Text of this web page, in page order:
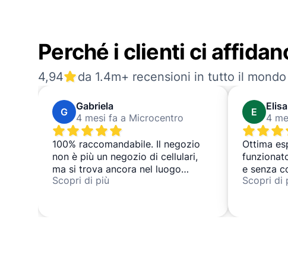
Perché i clienti ci
4,94 da 1.4m+ recensioni in tutto il mondo
G
Gabriela
4 mesi fa a Microcentro
100% raccomandabile. Il negozio
non è più un negozio di cellulari,
ma si trova ancora nel luogo
indicato. La persona che ci ha
Scopri di più
E
Elisa
4
Ottima
e senza
è molto
Scopri di